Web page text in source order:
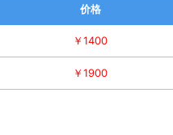
价格
￥1400
￥1900